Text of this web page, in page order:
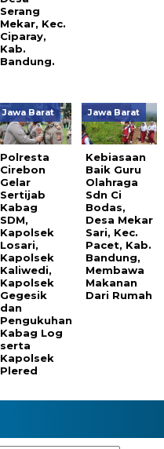
Serang
Mekar, Kec.
Ciparay,
Kab.
Bandung.
Jawa Barat
Polresta
Cirebon
Gelar
Sertijab
Kabag
SDM,
Kapolsek
Losari,
Kapolsek
Kaliwedi,
Kapolsek
Gegesik
dan
Pengukuhan
Kabag Log
serta
Kapolsek
Plered
Jawa Barat
Kebiasaan
Baik Guru
Olahraga
Sdn Ci
Bodas,
Desa Mekar
Sari, Kec.
Pacet, Kab.
Bandung,
Membawa
Makanan
Dari Rumah